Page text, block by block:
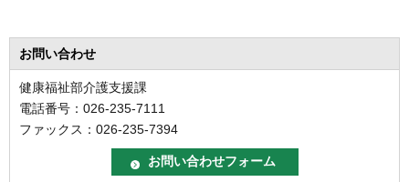
お問い合わせ
健康福祉部介護支援課
電話番号：026-235-7111
ファックス：026-235-7394